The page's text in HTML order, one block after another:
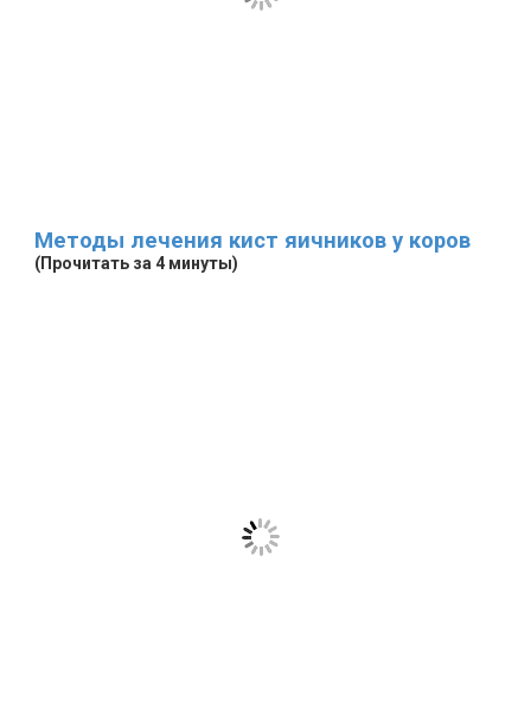
Методы лечения кист яичников у коров
(Прочитать за 4 минуты)